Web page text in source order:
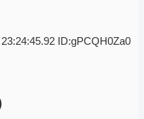
ID:gPCQH0Za0